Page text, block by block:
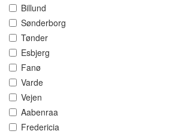
Billund
Sønderborg
Tønder
Esbjerg
Fanø
Varde
Vejen
Aabenraa
Fredericia